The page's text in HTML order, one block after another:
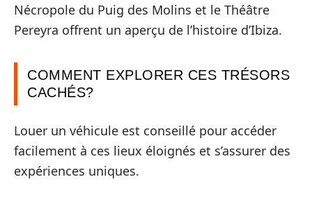
Nécropole du Puig des Molins et le Théâtre
Pereyra offrent un aperçu de l’histoire d’Ibiza.
COMMENT EXPLORER CES TRÉSORS
CACHÉS?
Louer un véhicule est conseillé pour accéder
facilement à ces lieux éloignés et s’assurer des
expériences uniques.